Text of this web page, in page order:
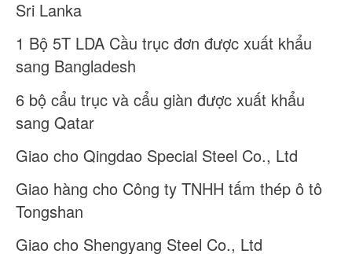
Sri Lanka
1 Bộ 5T LDA Cầu trục đơn được xuất khẩu
sang Bangladesh
6 bộ cẩu trục và cẩu giàn được xuất khẩu
sang Qatar
Giao cho Qingdao Special Steel Co., Ltd
Giao hàng cho Công ty TNHH tấm thép ô tô
Tongshan
Giao cho Shengyang Steel Co., Ltd